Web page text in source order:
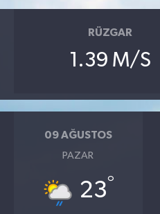
RÜZGAR
1.39 M/S
09 AĞUSTOS
PAZAR
23°